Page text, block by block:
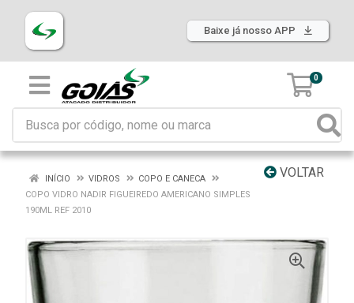
Baixe já nosso APP
0
VOLTAR
INÍCIO VIDROS
COPO E CANECA
COPO VIDRO NADIR FIGUEIREDO AMERICANO SIMPLES
190ML REF 2010